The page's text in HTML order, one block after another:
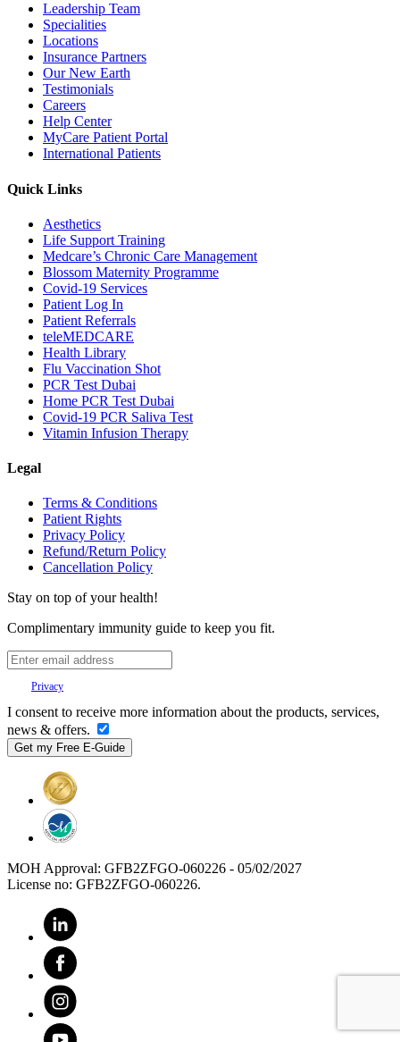
Leadership Team
Specialities
Locations
Insurance Partners
Our New Earth
Testimonials
Careers
Help Center
MyCare Patient Portal
International Patients
Quick Links
Aesthetics
Life Support Training
Medcare’s Chronic Care Management
Blossom Maternity Programme
Covid-19 Services
Patient Log In
Patient Referrals
teleMEDCARE
Health Library
Flu Vaccination Shot
PCR Test Dubai
Home PCR Test Dubai
Covid-19 PCR Saliva Test
Vitamin Infusion Therapy
Legal
Terms & Conditions
Patient Rights
Privacy Policy
Refund/Return Policy
Cancellation Policy
Stay on top of your health!
Complimentary immunity guide to keep you fit.
Privacy
I consent to receive more information about the products, services,
news & offers.
MOH Approval: GFB2ZFGO-060226 - 05/02/2027
License no: GFB2ZFGO-060226.